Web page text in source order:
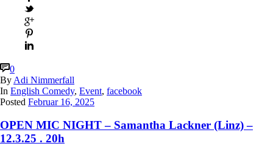
0
By Adi Nimmerfall
In English Comedy, Event, facebook
Posted Februar 16, 2025
OPEN MIC NIGHT – Samantha Lackner (Linz) –
12.3.25 . 20h